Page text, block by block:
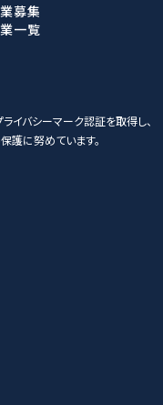
募集
一覧
イバシーマーク認証を取得し、
護に努めています。